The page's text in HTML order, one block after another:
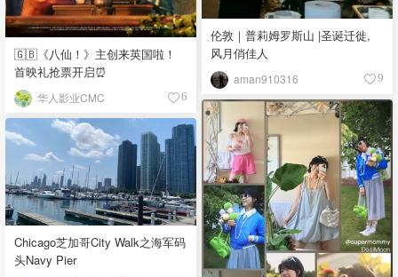
🇬🇧《八仙！》主创来英国啦！
首映礼抢票开启⏰
华人影业CMC 6
伦敦｜普莉姆罗斯山 |圣诞迁徙,
风月俏佳人
aman910316 9
Chicago芝加哥City Walk之海军码
头Navy Pier